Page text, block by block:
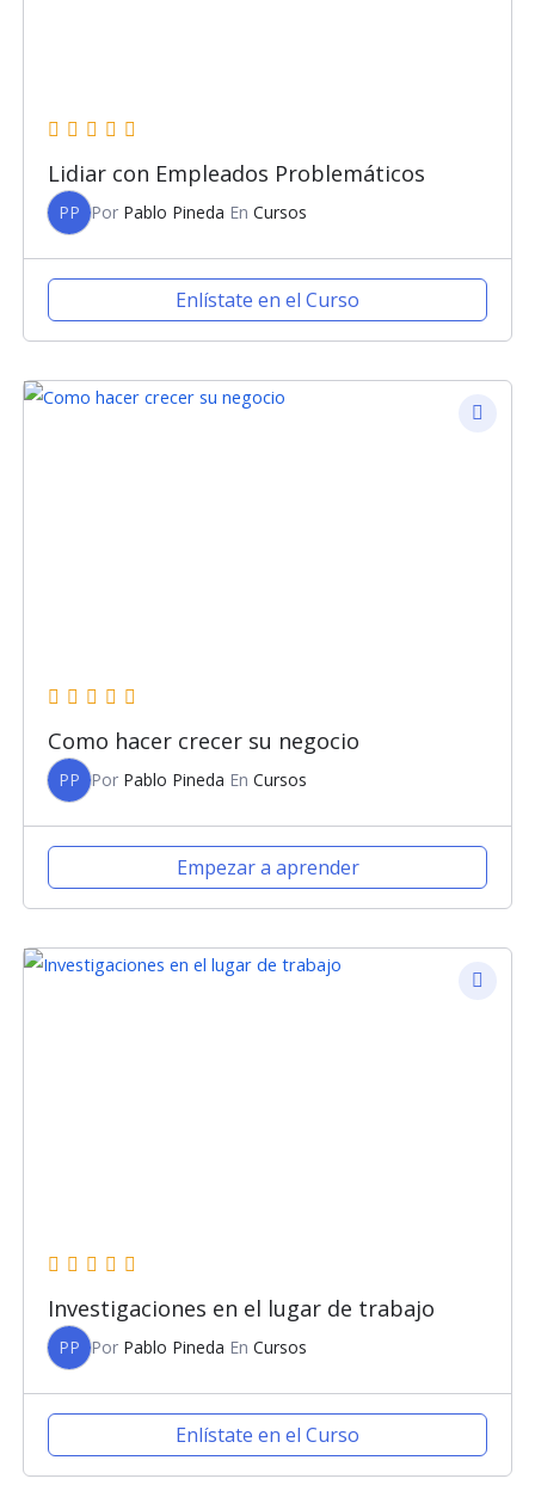
Lidiar con Empleados Problemáticos
PP Por Pablo Pineda En Cursos
Enlístate en el Curso
Como hacer crecer su negocio
PP Por Pablo Pineda En Cursos
Empezar a aprender
Investigaciones en el lugar de trabajo
PP Por Pablo Pineda En Cursos
Enlístate en el Curso